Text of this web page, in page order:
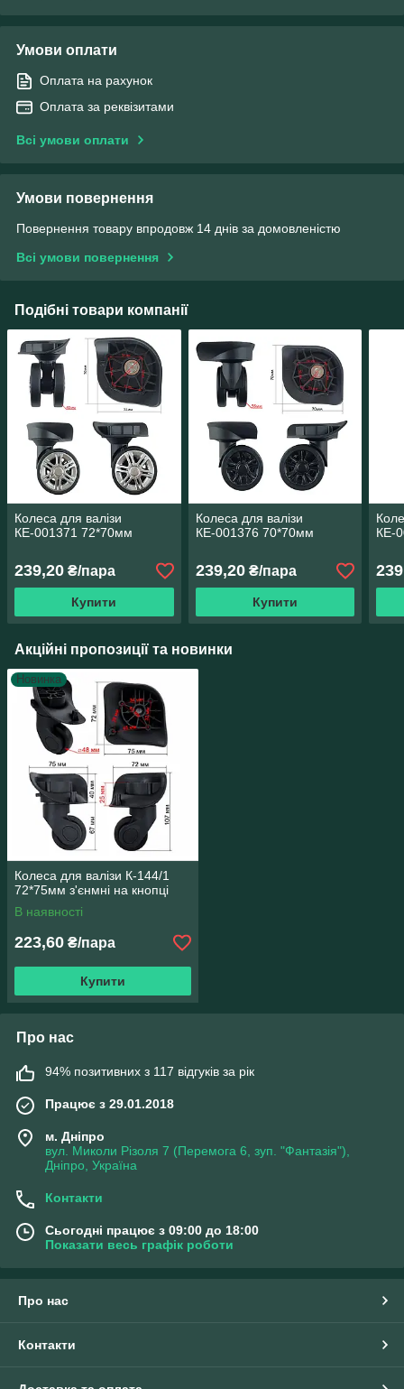
Умови оплати
Оплата на рахунок
Оплата за реквізитами
Всі умови оплати
Умови повернення
Повернення товару впродовж 14 днів за домовленістю
Всі умови повернення
Подібні товари компанії
Колеса для валізи
КЕ-001371 72*70мм
239,20 ₴/пара
Купити
Колеса для валізи
КЕ-001376 70*70мм
239,20₴/пара
Купити
КЕ-
Акційні пропозиції та новинки
Новинка
Колеса для валізи К-144/1
72*75мм з'єнмні на кнопці
В наявності
223,60 ₴/пара
Купити
Про нас
94% позитивних з 117 відгуків за рік
Працює з 29.01.2018
м. Дніпро
вул. Миколи Різоля 7 (Перемога 6, зуп. "Фантазія"),
Дніпро, Україна
Контакти
Сьогодні працює з 09:00 до 18:00
Показати весь графік роботи
Про нас
Контакти